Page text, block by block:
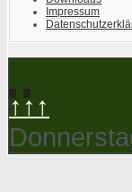
Impressum
↑↑↑